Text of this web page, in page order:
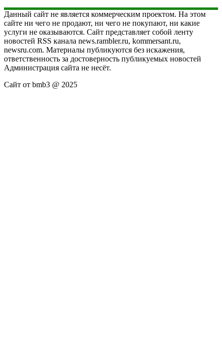
Данный сайт не является коммерческим проектом. На этом
сайте ни чего не продают, ни чего не покупают, ни какие
услуги не оказываются. Сайт представляет собой ленту
новостей RSS канала news.rambler.ru, kommersant.ru,
newsru.com. Материалы публикуются без искажения,
ответственность за достоверность публикуемых новостей
Администрация сайта не несёт.
Сайт от bmb3 @ 2025